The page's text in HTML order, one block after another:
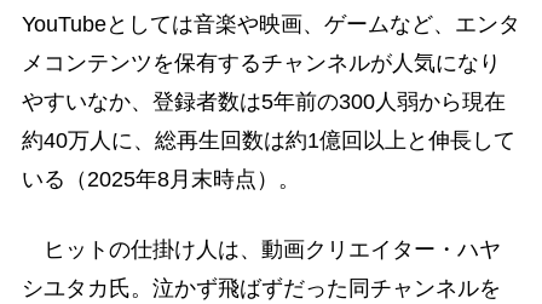
YouTubeとしては音楽や映画、ゲームなど、エンタ
メコンテンツを保有するチャンネルが人気になり
やすいなか、登録者数は5年前の300人弱から現在
約40万人に、総再生回数は約1億回以上と伸長して
いる（2025年8月末時点）。
ヒットの仕掛け人は、動画クリエイター・ハヤ
シユタカ氏。泣かず飛ばずだった同チャンネルを